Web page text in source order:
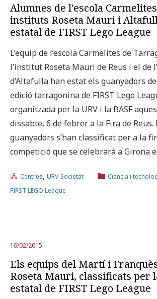
Alumnes de l’escola
instituts Roseta Mauri i
estatal de FIRST Lego League
L’equip de l’escola Carmelites de
l’institut Roseta Mauri de Reus i el de
d’Altafulla han estat els guanyadors
edició tarragonina de FIRST Lego
organitzada per la URV i la BASF
dissabte, 6 de febrer a la Fira de Reus.
guanyadors s’han classificat per a la
competició que se celebrarà a Girona
Centres, URV-Societat Ciència i
FIRST LEGO League
10/02/2015
Els equips del Martí i
Roseta Mauri, classificats per
estatal de FIRST Lego League